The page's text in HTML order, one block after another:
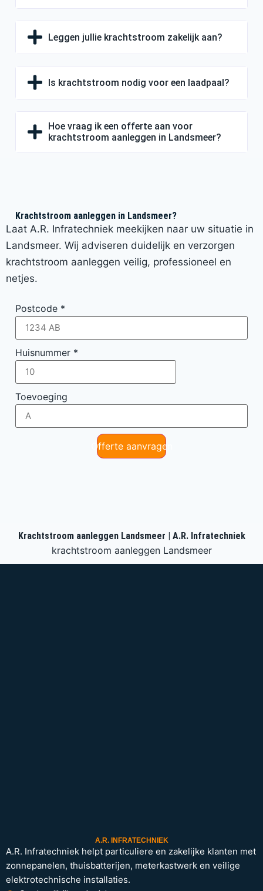
Leggen jullie krachtstroom zakelijk aan?
Is krachtstroom nodig voor een laadpaal?
Hoe vraag ik een offerte aan voor
krachtstroom aanleggen in Landsmeer?
Krachtstroom aanleggen in Landsmeer?
Laat A.R. Infratechniek meekijken naar uw situatie in
Landsmeer. Wij adviseren duidelijk en verzorgen
krachtstroom aanleggen veilig, professioneel en
netjes.
Postcode *
Huisnummer *
Toevoeging
Offerte aanvragen
Krachtstroom aanleggen Landsmeer | A.R. Infratechniek
krachtstroom aanleggen Landsmeer
A.R. INFRATECHNIEK
A.R. Infratechniek helpt particuliere en zakelijke klanten met
zonnepanelen, thuisbatterijen, meterkastwerk en veilige
elektrotechnische installaties.